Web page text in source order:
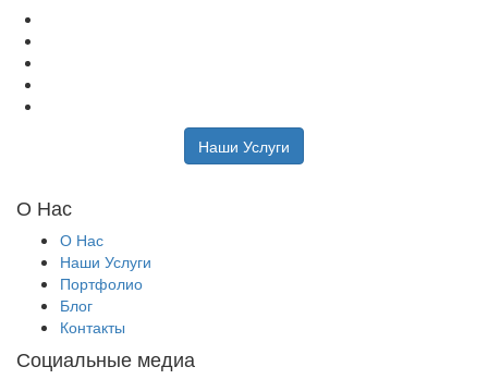
Наши Услуги
О Нас
О Нас
Наши Услуги
Портфолио
Блог
Контакты
Социальные медиа